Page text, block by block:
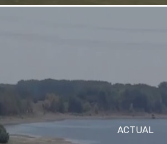
ACTUAL